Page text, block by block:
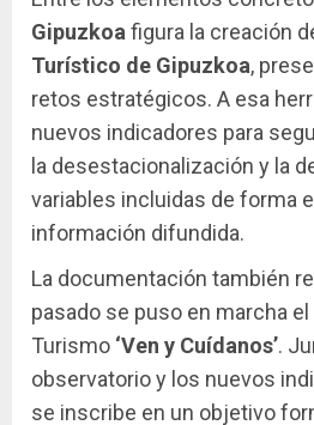
Gipuzkoa figura la creación
Turístico de Gipuzkoa,
retos estratégicos. A esa
nuevos indicadores para
la desestacionalización y la
variables incluidas de forma
información difundida.
La documentación también
pasado se puso en marcha
Turismo ‘Ven y Cuídanos’.
observatorio y los nuevos
se inscribe en un objetivo